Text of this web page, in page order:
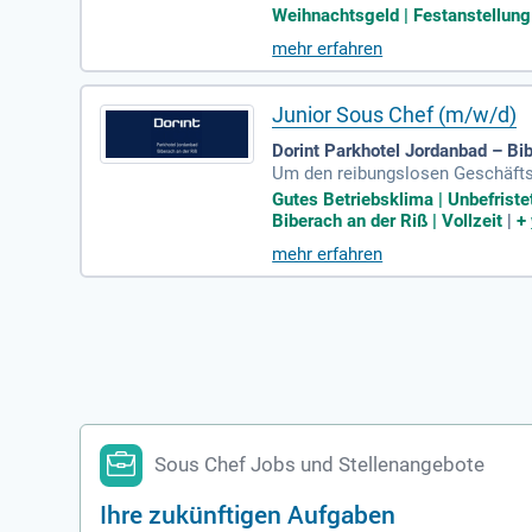
wortungsbewusstsein und
Angebot: geregelte
glichkeiten und einer familiären
Mitarbeiterparkplätzen sowie
Weihnachtsgeld |
mehr erfahren
Junior Sous Chef (m/w/d)
Dorint Parkhotel Jordanbad –
Um den reibungslosen
rstützen wir bei Inventuren und
l unseres Services.
hinaus achten wir strikt auf
Gutes Betriebsklima |
Biberach an der Riß | Vollzeit |+
mehr erfahren
Sous Chef Jobs und Stellenangebote
Ihre zukünftigen Aufgaben